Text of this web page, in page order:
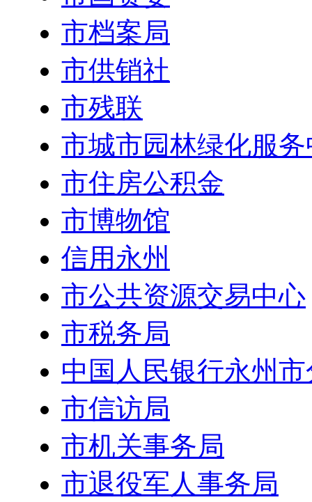
市档案局
市供销社
市残联
市城市园林绿化服
市住房公积金
市博物馆
信用永州
市公共资源交易中心
市税务局
中国人民银行永州
市信访局
市机关事务局
市退役军人事务局